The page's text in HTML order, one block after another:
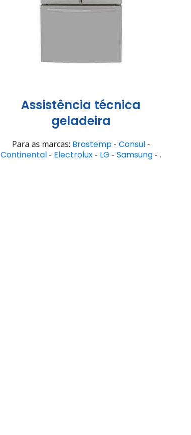
Assistência técnica
geladeira
Para as marcas: Brastemp- Consul-
Continental - Electrolux - LG - Samsung - .